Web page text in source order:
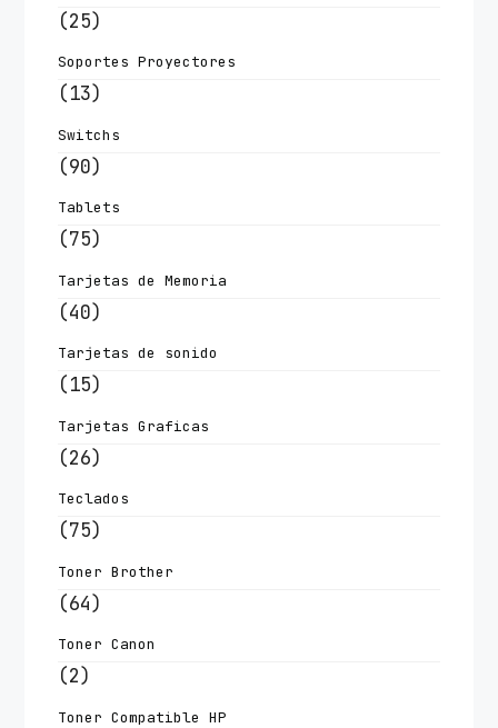
(25)
Soportes Proyectores
(13)
Switchs
(90)
Tablets
(75)
Tarjetas de Memoria
(40)
Tarjetas de sonido
(15)
Tarjetas Graficas
(26)
Teclados
(75)
Toner Brother
(64)
Toner Canon
(2)
Toner Compatible HP